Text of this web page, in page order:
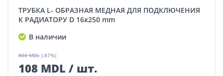
ТРУБКА L- ОБРАЗНАЯ МЕДНАЯ ДЛЯ ПОДКЛЮЧЕНИЯ
К РАДИАТОРУ D 16x250 mm
В наличии
806 MDL (-87%)
108 MDL / шт.